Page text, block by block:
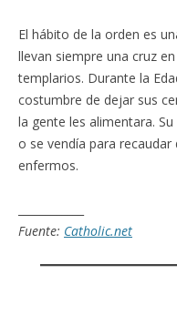
El hábito de la orden es
llevan siempre una cruz
templarios. Durante la
costumbre de dejar sus
la gente les alimentara.
o se vendía para
enfermos.
Fuente: Catholic.net